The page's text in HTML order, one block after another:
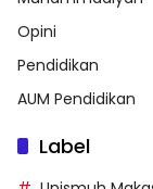
Opini
Pendidikan
AUM Pendidikan
Label